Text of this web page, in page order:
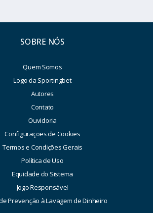
SOBRE NÓS
Quem Somos
Logo da Sportingbet
Autores
Contato
Ouvidoria
Configurações de Cookies
Termos e Condições Gerais
Política de Uso
Equidade do Sistema
Jogo Responsável
Prevenção à Lavagem de Dinheiro